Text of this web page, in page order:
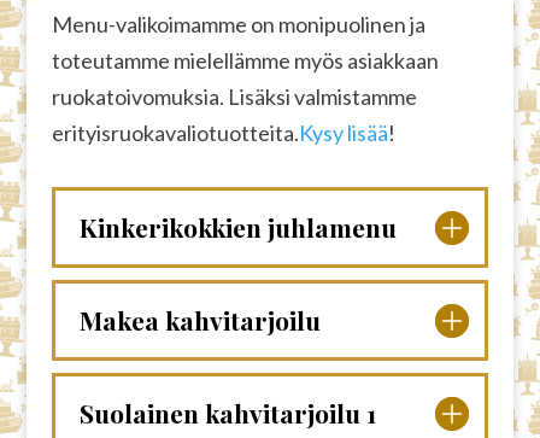
Menu-valikoimamme on monipuolinen ja
toteutamme mielellämme myös asiakkaan
ruokatoivomuksia. Lisäksi valmistamme
erityisruokavaliotuotteita.Kysy lisää!
Kinkerikokkien juhlamenu
Makea kahvitarjoilu
Suolainen kahvitarjoilu 1